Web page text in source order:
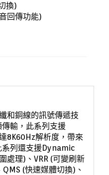
換)
回傳功能)
和銅線的訊號傳遞技
傳輸 ， 此系列支援
8K60Hz解析度，帶來
系列還支援Dynamic
處理)、VRR (可變刷新
(快速媒體切換)、